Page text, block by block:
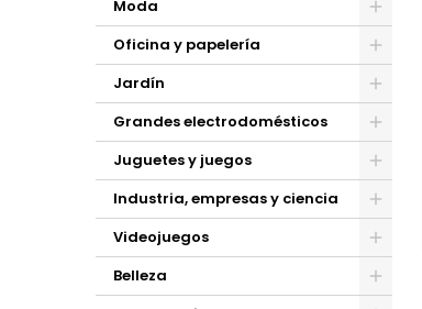
Moda
Oficina y papelería
Jardín
Grandes electrodomésticos
Juguetes y juegos
Industria, empresas y ciencia
Videojuegos
Belleza